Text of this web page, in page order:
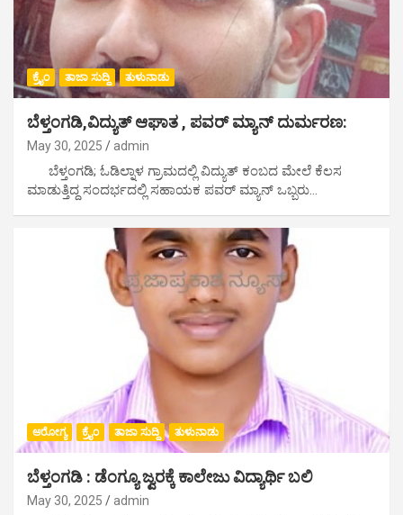
ಕ್ರೈಂ ತಾಜಾ ಸುದ್ದಿ ತುಳುನಾಡು
ಬೆಳ್ತಂಗಡಿ,ವಿದ್ಯುತ್ ಆಘಾತ , ಪವರ್ ಮ್ಯಾನ್ ದುರ್ಮರಣ:
May 30, 2025 admin
ಬೆಳ್ತಂಗಡಿ; ಓಡಿಲ್ನಾಳ ಗ್ರಾಮದಲ್ಲಿ ವಿದ್ಯುತ್ ಕಂಬದ ಮೇಲೆ ಕೆಲಸ
ಮಾಡುತ್ತಿದ್ದ ಸಂದರ್ಭದಲ್ಲಿ ಸಹಾಯಕ ಪವರ್ ಮ್ಯಾನ್ ಒಬ್ಬರು…
ಆರೋಗ್ಯ ಕ್ರೈಂ ತಾಜಾ ಸುದ್ದಿ ತುಳುನಾಡು
ಬೆಳ್ತಂಗಡಿ : ಡೆಂಗ್ಯೂ ಜ್ವರಕ್ಕೆ ಕಾಲೇಜು ವಿದ್ಯಾರ್ಥಿ ಬಲಿ
May 30, 2025 admin